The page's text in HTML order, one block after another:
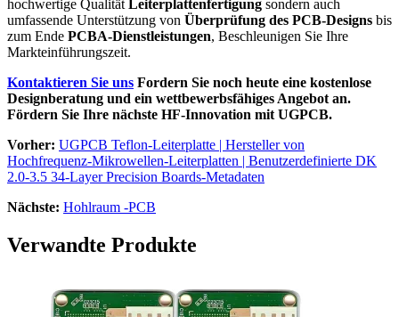
hochwertige Qualität Leiterplattenfertigung sondern auch
umfassende Unterstützung von Überprüfung des PCB-Designs bis
zum Ende PCBA-Dienstleistungen, Beschleunigen Sie Ihre
Markteinführungszeit.
Kontaktieren Sie uns Fordern Sie noch heute eine kostenlose
Designberatung und ein wettbewerbsfähiges Angebot an.
Fördern Sie Ihre nächste HF-Innovation mit UGPCB.
Vorher: UGPCB Teflon-Leiterplatte | Hersteller von
Hochfrequenz-Mikrowellen-Leiterplatten | Benutzerdefinierte DK
2.0-3.5 34-Layer Precision Boards-Metadaten
Nächste: Hohlraum -PCB
Verwandte Produkte